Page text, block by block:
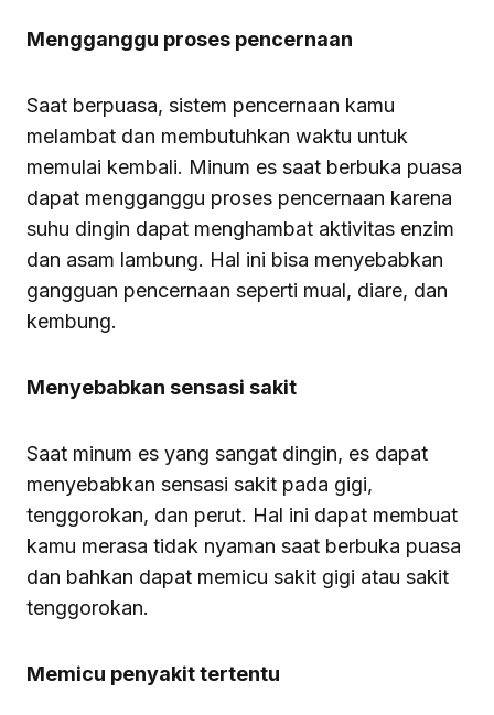
Mengganggu proses pencernaan
Saat berpuasa, sistem pencernaan kamu
melambat dan membutuhkan waktu untuk
memulai kembali. Minum es saat berbuka puasa
dapat mengganggu proses pencernaan karena
suhu dingin dapat menghambat aktivitas enzim
dan asam lambung. Hal ini bisa menyebabkan
gangguan pencernaan seperti mual, diare, dan
kembung.
Menyebabkan sensasi sakit
Saat minum es yang sangat dingin, es dapat
menyebabkan sensasi sakit pada gigi,
tenggorokan, dan perut. Hal ini dapat membuat
kamu merasa tidak nyaman saat berbuka puasa
dan bahkan dapat memicu sakit gigi atau sakit
tenggorokan.
Memicu penyakit tertentu